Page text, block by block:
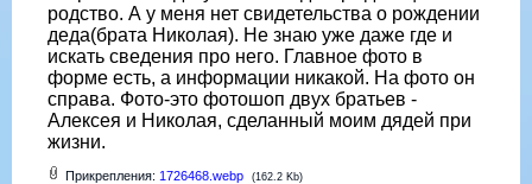
родство. А у меня нет свидетельства о рождении
деда(брата Николая). Не знаю уже даже где и
искать сведения про него. Главное фото в
форме есть, а информации никакой. На фото он
справа. Фото-это фотошоп двух братьев -
Алексея и Николая, сделанный моим дядей при
жизни.
Прикрепления: 1726468.webp (162.2 Kb)